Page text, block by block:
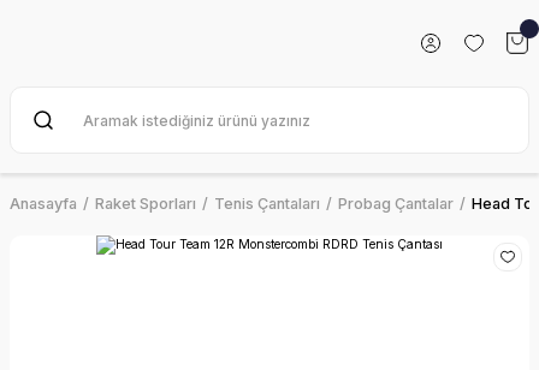
Anasayfa Raket Sporları Tenis Çantaları Probag Çantalar Head